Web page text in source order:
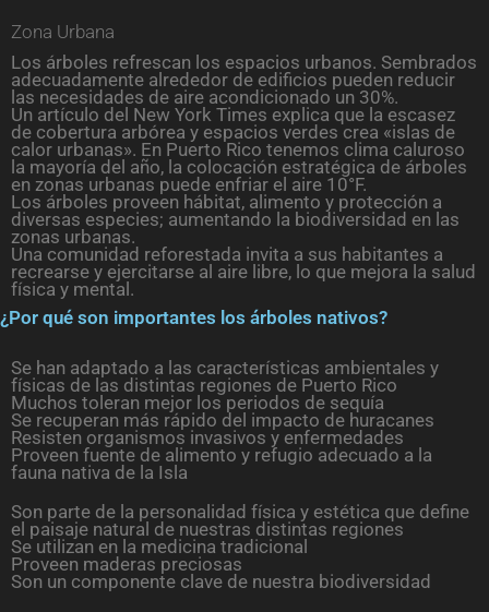
Zona Urbana
Los árboles refrescan los espacios urbanos. Sembrados
adecuadamente alrededor de edificios pueden reducir
las necesidades de aire acondicionado un 30%.
Un artículo del New York Times explica que la escasez
de cobertura arbórea y espacios verdes crea «islas de
calor urbanas». En Puerto Rico tenemos clima caluroso
la mayoría del año, la colocación estratégica de árboles
en zonas urbanas puede enfriar el aire 10°F.
Los árboles proveen hábitat, alimento y protección a
diversas especies; aumentando la biodiversidad en las
zonas urbanas.
Una comunidad reforestada invita a sus habitantes a
recrearse y ejercitarse al aire libre, lo que mejora la salud
física y mental.
¿Por qué son importantes los árboles nativos?
Se han adaptado a las características ambientales y
físicas de las distintas regiones de Puerto Rico
Muchos toleran mejor los periodos de sequía
Se recuperan más rápido del impacto de huracanes
Resisten organismos invasivos y enfermedades
Proveen fuente de alimento y refugio adecuado a la
fauna nativa de la Isla
Son parte de la personalidad física y estética que define
el paisaje natural de nuestras distintas regiones
Se utilizan en la medicina tradicional
Proveen maderas preciosas
Son un componente clave de nuestra biodiversidad